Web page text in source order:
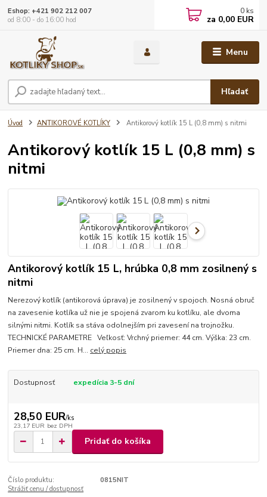
Menu
Hľadať
Eshop: +421 902 212 007
od 8:00 - do 16:00 hod
0 ks
za 0,00 EUR
Úvod ANTIKOROVÉ KOTLÍKY Antikorový kotlík 15 L (0,8 mm) s nitmi
Antikorový kotlík 15 L (0,8 mm) s
nitmi
Antikorový kotlík 15 L, hrúbka 0,8 mm zosilnený s
nitmi
Nerezový kotlík (antikorová úprava) je zosilnený v spojoch. Nosná obruč
na zavesenie kotlíka už nie je spojená zvarom ku kotlíku, ale dvoma
silnými nitmi. Kotlík sa stáva odolnejším pri zavesení na trojnožku.
TECHNICKÉ PARAMETRE Veľkosť: Vrchný priemer: 44 cm. Výška: 23 cm.
Priemer dna: 25 cm. H... celý popis
Dostupnosť expedícia 3-5 dní
28,50 EUR/ks
23,17 EUR bez DPH
Pridať do košíka
Číslo produktu:
0815NIT
Strážiť cenu / dostupnosť